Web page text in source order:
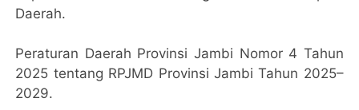
Daerah.
Peraturan Daerah Provinsi Jambi Nomor 4 Tahun
2025 tentang RPJMD Provinsi Jambi Tahun 2025–
2029.